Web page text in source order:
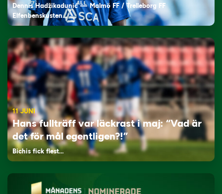
Dennis Hadžikadunić — Malmö FF / Trelleborg FF
Elfenbenskusten…
11 JUNI
Hans fullträff var läckrast i maj: “Vad är
det för mål egentligen?!”
Bichis fick flest…